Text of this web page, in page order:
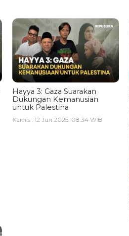
Hayya 3: Gaza Suarakan
Dukungan Kemanusian
untuk Palestina
Kamis , 12 Jun 2025, 08:34 WIB